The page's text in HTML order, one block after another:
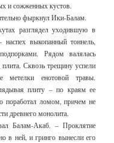
и сожженных кустов.
фыркнул Ики-Балам.
разглядел уходившую в
выкопанный тоннель,
Рядом валялась
Сквозь трещину успели
метелки енотовой травы.
плиту – по краям ее
поработал ломом, причем не
древнего монолита.
Балам-Акаб. – Проклятие
в ней, и гринго вынесли его